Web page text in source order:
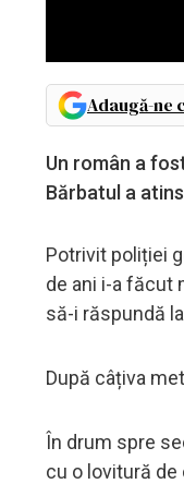
Adaugă-ne
Un român a
Bărbatul a
Potrivit poliției
de ani i-a făcut
să-i răspundă
După câțiva
În drum spre
cu o lovitură de